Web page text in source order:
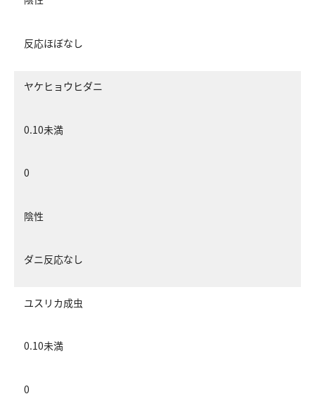
反応ほぼなし
ヤケヒョウヒダニ
0.10未満
0
陰性
ダニ反応なし
ユスリカ成虫
0.10未満
0